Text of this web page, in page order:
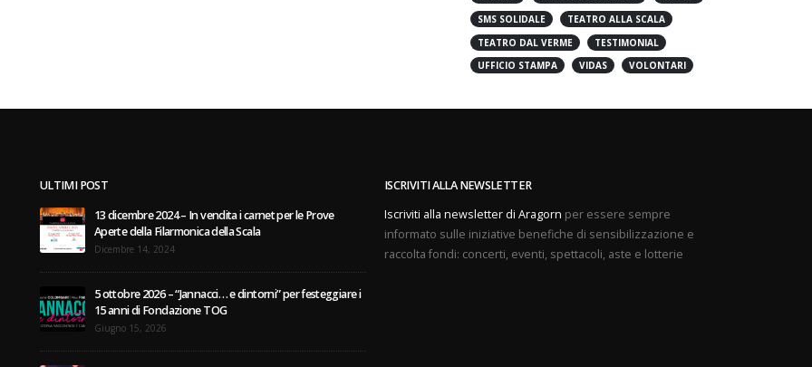
RICERCA
RICERCA SCIENTIFICA
SALUTE
SMS SOLIDALE
TEATRO ALLA SCALA
TEATRO DAL VERME
TESTIMONIAL
ULTIMI POST
13 dicembre 2024 – In vendita i carnet per le Prove
Aperte della Filarmonica della Scala
Dicembre 14, 2024
5 ottobre 2026 – “Jannacci… e dintorni” per festeggiare i
15 anni di Fondazione TOG
Giugno 15, 2026
Iscriviti alla newsletter di Aragornper essere sempre
informato sulle iniziative benefiche di sensibilizzazione e